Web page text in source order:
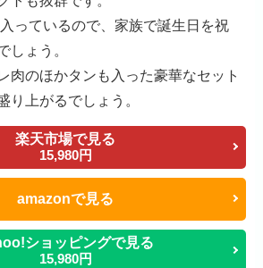
っているので、家族で誕生日を祝
しょう。
肉のほかタンも入った豪華なセット
り上がるでしょう。
楽天市場で見る
15,980円
amazonで見る
ショッピングで見る
15,980円